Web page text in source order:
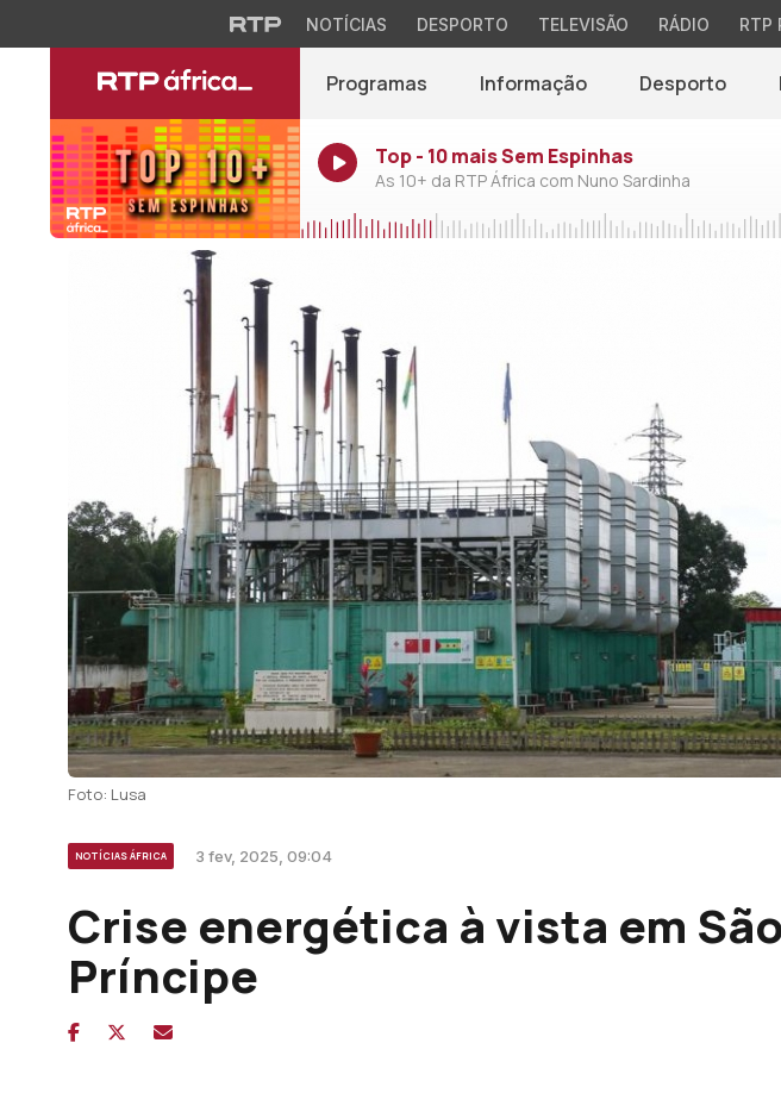
NOTÍCIAS DESPORTO TELEVISÃO RÁDIO RTP
Programas Informação Desporto
Top - 10 mais Sem Espinhas
As 10+ da RTP África com Nuno Sardinha
Foto: Lusa
NOTÍCIAS ÁFRICA 3 fev, 2025, 09:04
Crise energética à vista em
Príncipe